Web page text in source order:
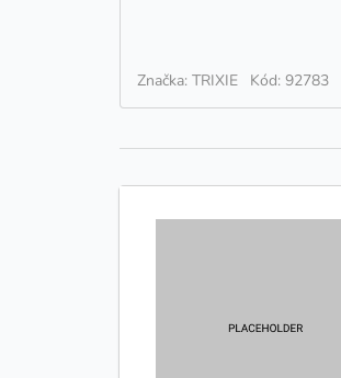
Značka: TRIXIE Kód: 92783